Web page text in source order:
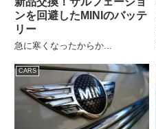
ンを回避したMINIのバッテ
リー
急に寒くなったからか...
CARS